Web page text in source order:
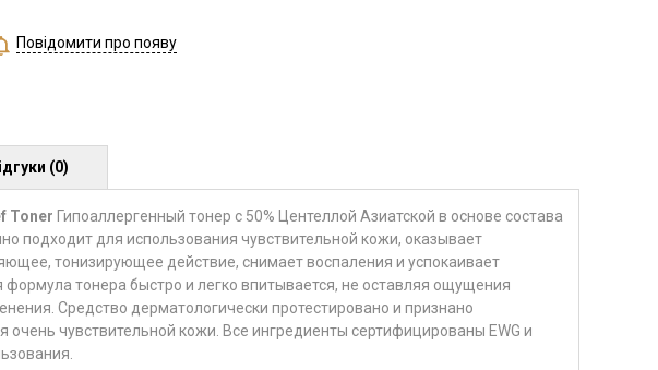
Повідомити про появу
Toner Гипоаллергенный тонер с 50% Центеллой Азиатской в основе состава
подходит для использования чувствительной кожи, оказывает
тонизирующее действие, снимает воспаления и успокаивает
тонера быстро и легко впитывается, не оставляя ощущения
Средство дерматологически протестировано и признано
чувствительной кожи. Все ингредиенты сертифицированы EWG и
(0)